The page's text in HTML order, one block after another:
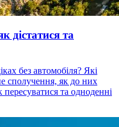
дістатися та
без автомобіля? Які
сполучення, як до них
пересуватися та одноденні